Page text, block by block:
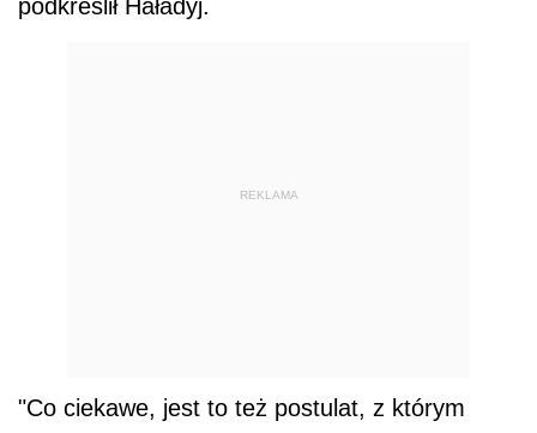
podkreślił Haładyj.
REKLAMA
"Co ciekawe, jest to też postulat, z którym